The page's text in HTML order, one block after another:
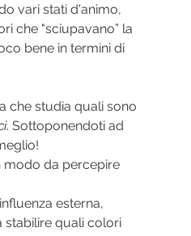
vari stati d'animo,
che "sciupavano” la
bene in termini di
che studia quali sono
. Sottoponendoti ad
modo da percepire
esterna,
stabilire quali colori